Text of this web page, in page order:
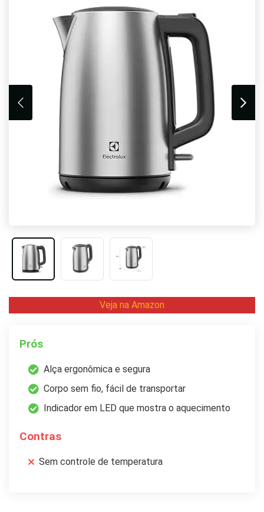
Veja na Amazon
Prós
Alça ergonômica e segura
Corpo sem fio, fácil de transportar
Indicador em LED que mostra o aquecimento
Contras
Sem controle de temperatura